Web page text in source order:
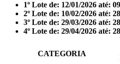
1º Lote de: 12/01/2026 até:
2º Lote de: 10/02/2026 até:
3º Lote de: 29/03/2026 até:
4º Lote de: 29/04/2026 até:
CATEGORIA